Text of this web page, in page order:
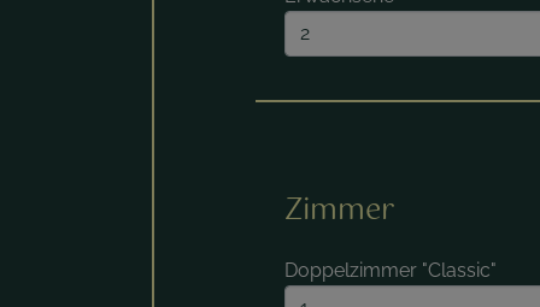
Zimmer
Doppelzimmer "Classic"